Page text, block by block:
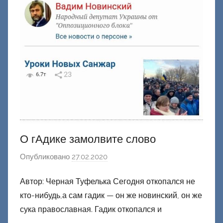
О гАдике замолвите слово
Опубликовано 27.02.2020
т
о
р
Автор: Черная Туфелька Сегодня откопался не
кто-нибудь,а сам гадик — он же новинский, он же
сука православная. Гадик откопался и